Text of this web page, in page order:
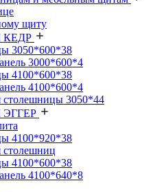
щиту
3050*600*38
3000*600*4
4100*600*38
4100*600*4
столешницы 3050*44
4100*920*38
столешниц
4100*600*38
4100*640*8